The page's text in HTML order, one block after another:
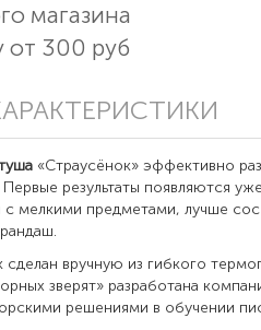
магазина
от 300 руб
«Страусёнок» эффективно
результаты появляются
с мелкими предметами, лучше
сделан вручную из гибкого
зверят» разработана
решениями в обучении